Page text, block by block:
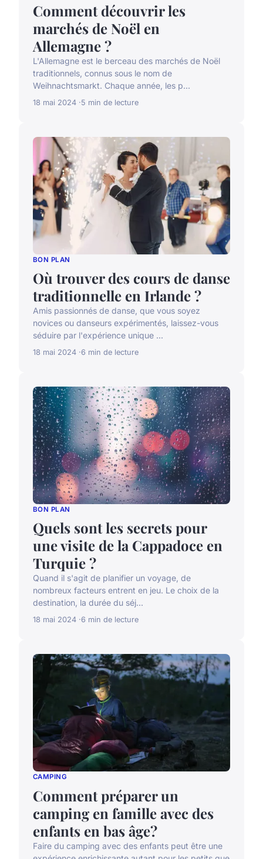
Comment découvrir les
marchés de Noël en
Allemagne ?
L'Allemagne est le berceau des marchés de Noël
traditionnels, connus sous le nom de
Weihnachtsmarkt. Chaque année, les p...
18 mai 2024 5 min de lecture
BON PLAN
Où trouver des cours de danse
traditionnelle en Irlande ?
Amis passionnés de danse, que vous soyez
novices ou danseurs expérimentés, laissez-vous
séduire par l'expérience unique ...
18 mai 2024 6 min de lecture
BON PLAN
Quels sont les secrets pour
une visite de la Cappadoce en
Turquie ?
Quand il s'agit de planifier un voyage, de
nombreux facteurs entrent en jeu. Le choix de la
destination, la durée du séj...
18 mai 2024 6 min de lecture
CAMPING
Comment préparer un
camping en famille avec des
enfants en bas âge?
Faire du camping avec des enfants peut être une